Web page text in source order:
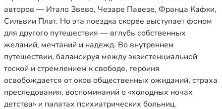
авторов — Итало Звево, Чезаре Павезе, Франца Кафки,
Сильвии Плат. Но эта поездка скорее выступает фоном
для другого путешествия — вглубь собственных
желаний, мечтаний и надежд. Во внутреннем
путешествии, балансируя между экзистенциальной
тоской и стремлением к свободе, героиня
освобождается от оков общественных ожиданий, страха
преследования, воспоминаний о «холодных ночах
детства» и палатах психиатрических больниц.